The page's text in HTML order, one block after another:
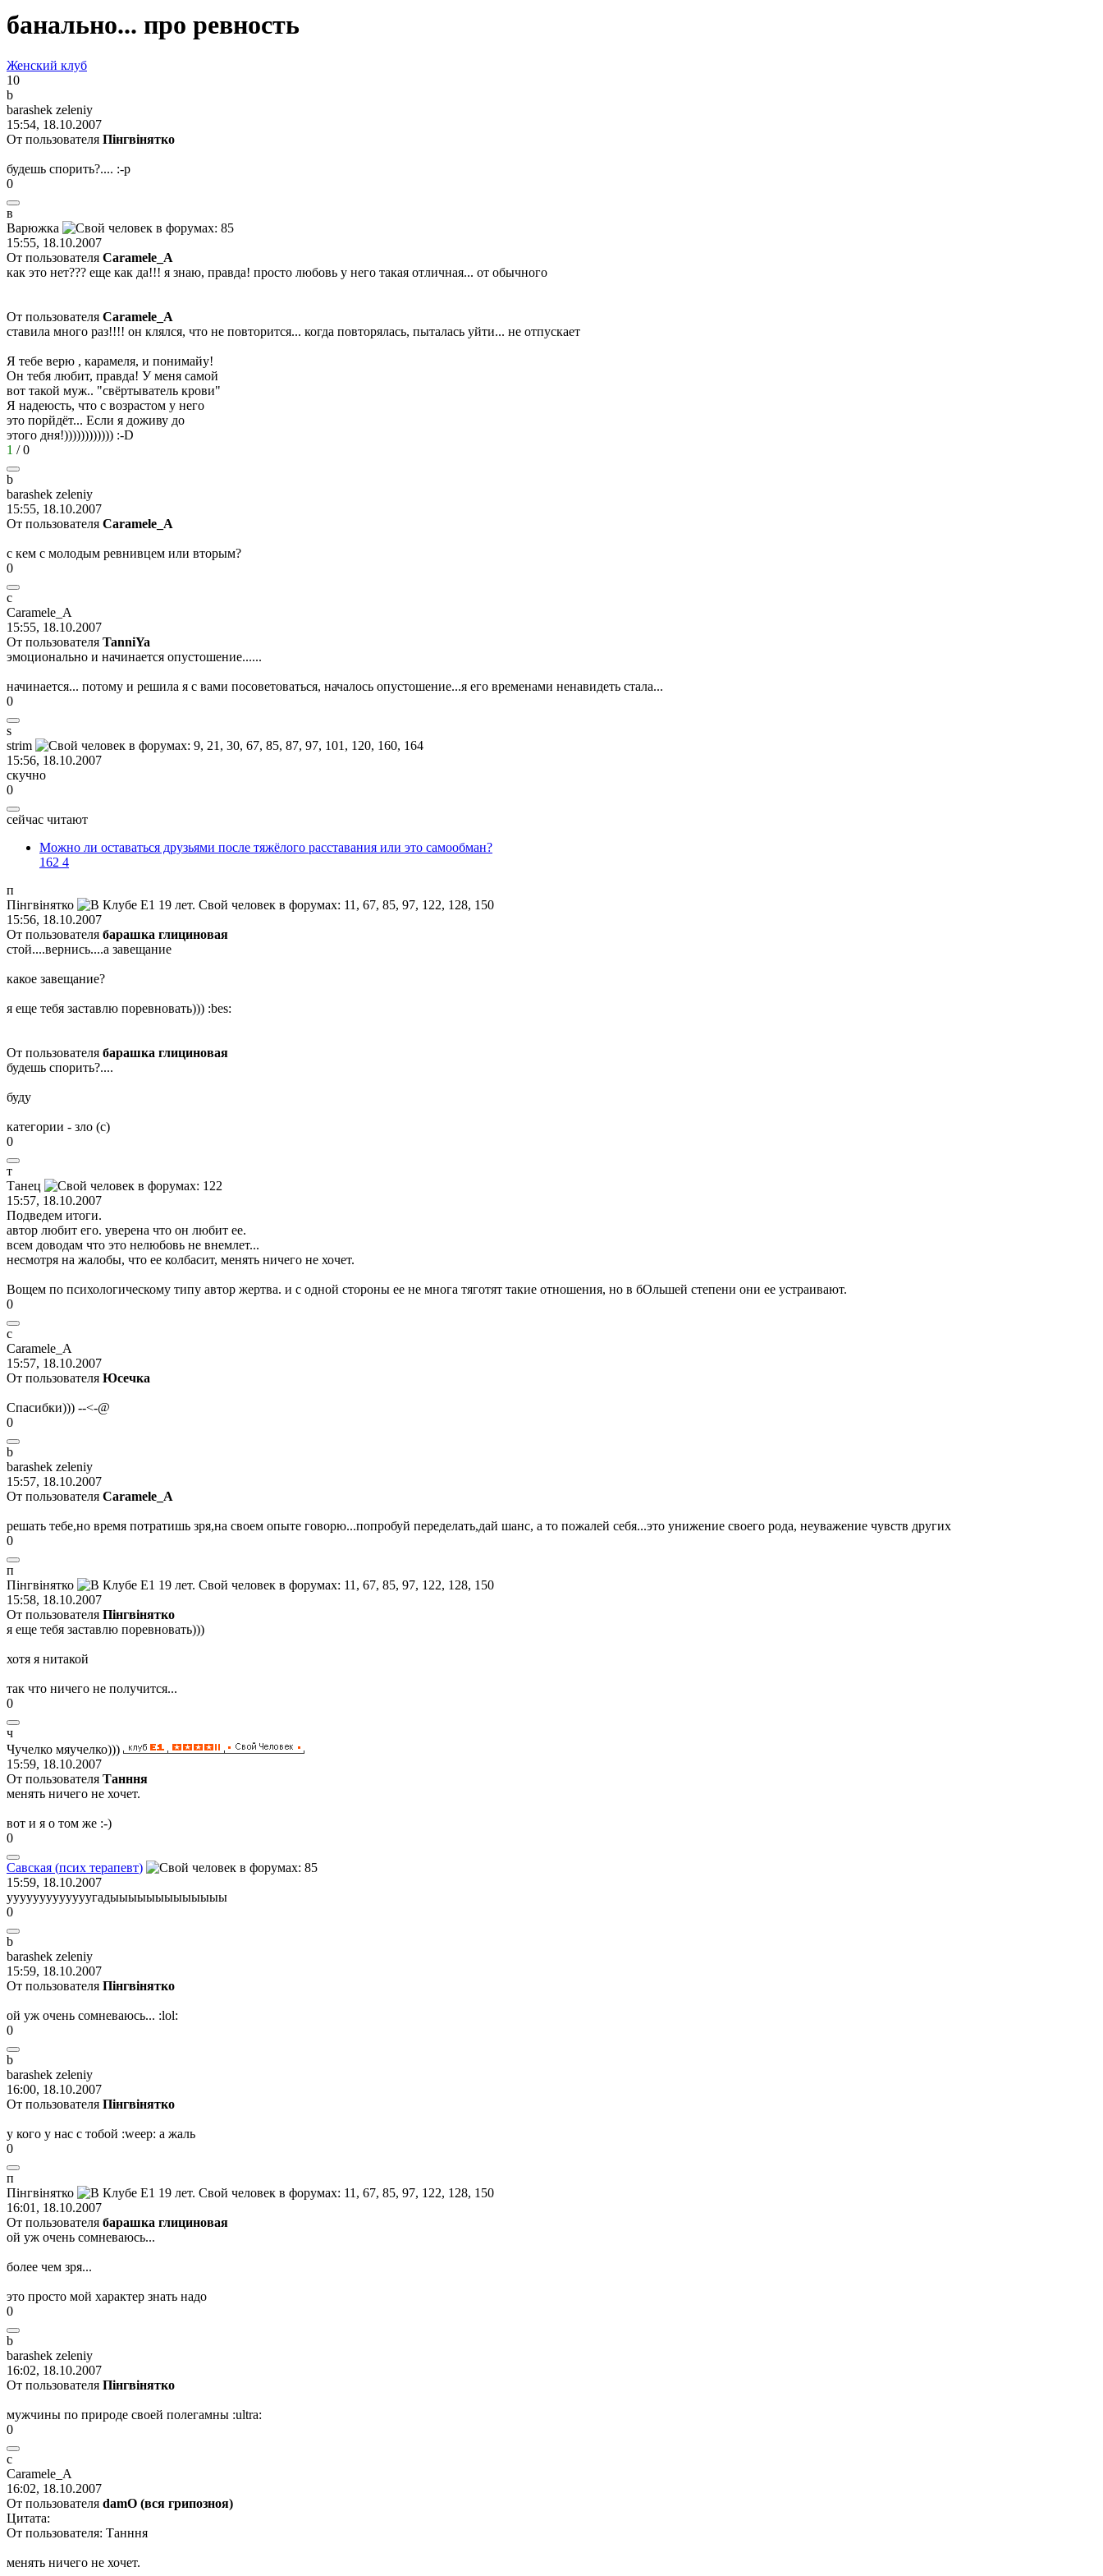
банально... про ревность
Женский клуб
10
b
barashek zeleniy
15:54, 18.10.2007
От пользователя Пiнгвiнятко
будешь спорить?.... :-p
0
в
Варюжка
15:55, 18.10.2007
От пользователя Caramele_A
как это нет??? еще как да!!! я знаю, правда! просто любовь у него такая отличная... от обычного
От пользователя Caramele_A
ставила много раз!!!! он клялся, что не повторится... когда повторялась, пыталась уйти... не отпускает
Я тебе верю , карамеля, и понимайу!
Он тебя любит, правда! У меня самой
вот такой муж.. "свёртыватель крови"
Я надеюсть, что с возрастом у него
это порйдёт... Если я доживу до
этого дня!)))))))))))) :-D
1 /0
b
barashek zeleniy
15:55, 18.10.2007
От пользователя Caramele_A
с кем с молодым ревнивцем или вторым?
0
c
Caramele_A
15:55, 18.10.2007
От пользователя TanniYa
эмоционально и начинается опустошение......
начинается... потому и решила я с вами посоветоваться, началось опустошение...я его временами ненавидеть стала...
0
s
strim
15:56, 18.10.2007
скучно
0
сейчас читают
Можно ли оставаться друзьями после тяжёлого расставания или это самообман?
162 4
п
Пiнгвiнятко
15:56, 18.10.2007
От пользователя барашка глициновая
стой....вернись....а завещание
какое завещание?
я еще тебя заставлю поревновать))) :bes:
От пользователя барашка глициновая
будешь спорить?....
буду
категории - зло (с)
0
т
Танeц
15:57, 18.10.2007
Подведем итоги.
автор любит его. уверена что он любит ее.
всем доводам что это нелюбовь не внемлет...
несмотря на жалобы, что ее колбасит, менять ничего не хочет.
Вощем по психологическому типу автор жертва. и с одной стороны ее не многа тяготят такие отношения, но в бОльшей степени они ее устраивают.
0
c
Caramele_A
15:57, 18.10.2007
От пользователя Юсечка
Спасибки))) --<-@
0
b
barashek zeleniy
15:57, 18.10.2007
От пользователя Caramele_A
решать тебе,но время потратишь зря,на своем опыте говорю...попробуй переделать,дай шанс, а то пожалей себя...это унижение своего рода, неуважение чувств других
0
п
Пiнгвiнятко
15:58, 18.10.2007
От пользователя Пiнгвiнятко
я еще тебя заставлю поревновать)))
хотя я нитакой
так что ничего не получится...
0
ч
Чучелко мяучелко)))
15:59, 18.10.2007
От пользователя Танння
менять ничего не хочет.
вот и я о том же :-)
0
Сaвская (псих терапевт)
15:59, 18.10.2007
ууууууууууууугадыыыыыыыыыыыыы
0
b
barashek zeleniy
15:59, 18.10.2007
От пользователя Пiнгвiнятко
ой уж очень сомневаюсь... :lol:
0
b
barashek zeleniy
16:00, 18.10.2007
От пользователя Пiнгвiнятко
у кого у нас с тобой :weep: а жаль
0
п
Пiнгвiнятко
16:01, 18.10.2007
От пользователя барашка глициновая
ой уж очень сомневаюсь...
более чем зря...
это просто мой характер знать надо
0
b
barashek zeleniy
16:02, 18.10.2007
От пользователя Пiнгвiнятко
мужчины по природе своей полегамны :ultra:
0
c
Caramele_A
16:02, 18.10.2007
От пользователя damО (вся грипозноя)
Цитата:
От пользователя: Танння
менять ничего не хочет.